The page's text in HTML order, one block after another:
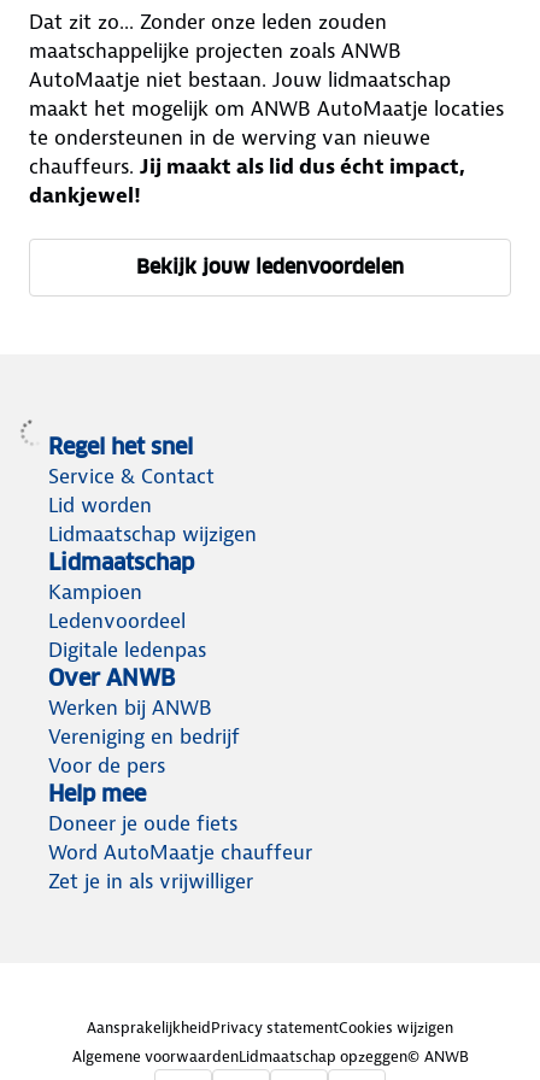
e
r
Dat zit zo... Zonder onze leden zouden
maatschappelijke projecten zoals ANWB
AutoMaatje niet bestaan. Jouw lidmaatschap
maakt het mogelijk om ANWB AutoMaatje locaties
te ondersteunen in de werving van nieuwe
chauffeurs. Jij maakt als lid dus écht impact,
dankjewel!
Bekijk jouw ledenvoordelen
Regel het snel
Service & Contact
Lid worden
Lidmaatschap wijzigen
Lidmaatschap
Kampioen
Ledenvoordeel
Digitale ledenpas
Over ANWB
Werken bij ANWB
Vereniging en bedrijf
Voor de pers
Help mee
Doneer je oude fiets
Word AutoMaatje chauffeur
Zet je in als vrijwilliger
AansprakelijkheidPrivacy statementCookies wijzigen
Algemene voorwaardenLidmaatschap opzeggen© ANWB